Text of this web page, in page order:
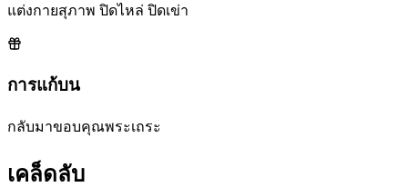
แต่งกายสุภาพ ปิดไหล่ ปิดเข่า
การแก้บน
กลับมาขอบคุณพระเถระ
เคล็ดลับ